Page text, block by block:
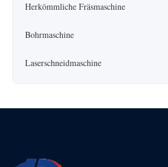
Herkömmliche Fräsmaschine
Bohrmaschine
Laserschneidmaschine